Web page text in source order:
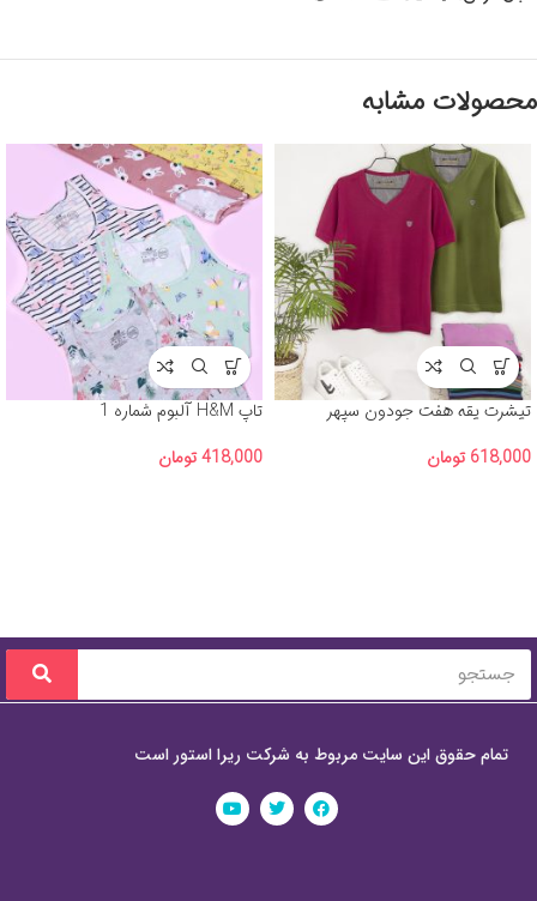
محصولات مشابه
تیشرت یقه هفت جودون سپهر
618,000 تومان
تاپ H&M آلبوم شماره 1
418,000تومان
تمام حقوق این سایت مربوط به شرکت ریرا استور است